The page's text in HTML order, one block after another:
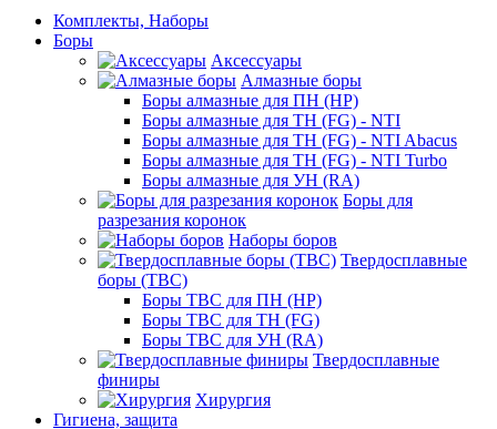
Комплекты, Наборы
Боры
Аксессуары
Алмазные боры
Боры алмазные для ПН (HP)
Боры алмазные для ТН (FG) - NTI
Боры алмазные для ТН (FG) - NTI Abacus
Боры алмазные для ТН (FG) - NTI Turbo
Боры алмазные для УН (RA)
Боры для
разрезания коронок
Наборы боров
Твердосплавные
боры (ТВС)
Боры ТВС для ПН (HP)
Боры ТВС для ТН (FG)
Боры ТВС для УН (RA)
Твердосплавные
финиры
Хирургия
Гигиена, защита